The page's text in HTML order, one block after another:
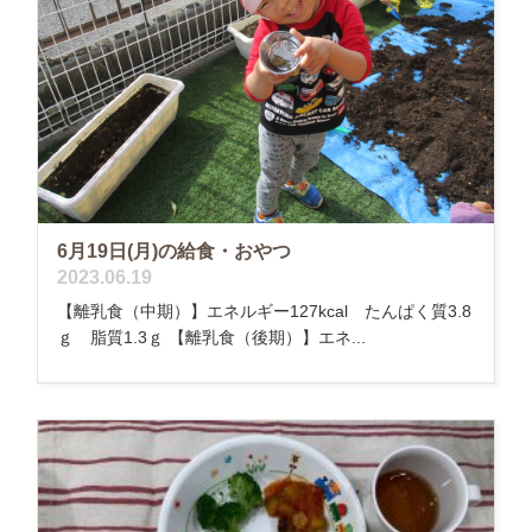
6月19日(月)の給食・おやつ
2023.06.19
【離乳食（中期）】エネルギー127kcal たんぱく質3.8
ｇ 脂質1.3ｇ 【離乳食（後期）】エネ...